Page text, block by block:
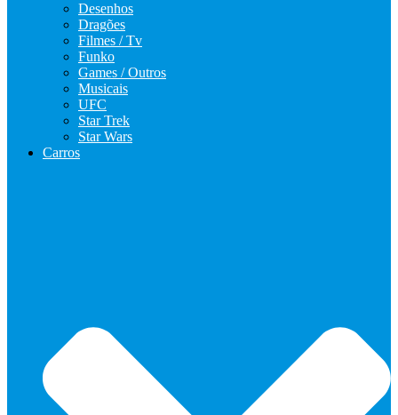
Desenhos
Dragões
Filmes / Tv
Funko
Games / Outros
Musicais
UFC
Star Trek
Star Wars
Carros